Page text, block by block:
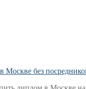
Москве без